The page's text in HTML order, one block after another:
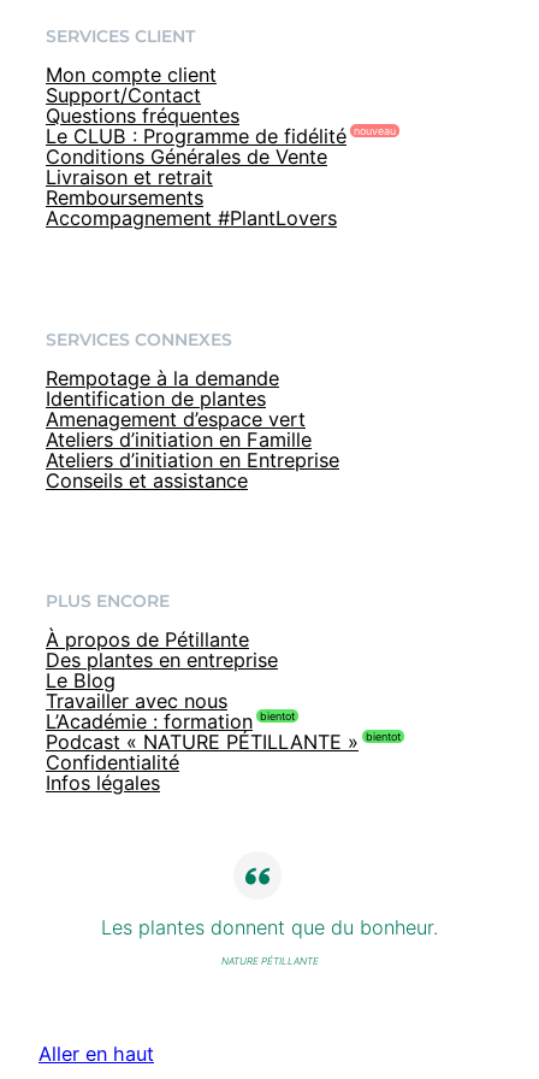
SERVICES CLIENT
Mon compte client
Support/Contact
Questions fréquentes
Le CLUB : Programme de fidélité
Conditions Générales de Vente
Livraison et retrait
Remboursements
Accompagnement #PlantLovers
SERVICES CONNEXES
Rempotage à la demande
Identification de plantes
Amenagement d’espace vert
Ateliers d’initiation en Famille
Ateliers d’initiation en Entreprise
Conseils et assistance
PLUS ENCORE
À propos de Pétillante
Des plantes en entreprise
Le Blog
Travailler avec nous
L’Académie : formation
Podcast « NATURE PÉTILLANTE »
Confidentialité
Infos légales
Les plantes donnent que du bonheur.
NATURE PÉTILLANTE
Aller en haut